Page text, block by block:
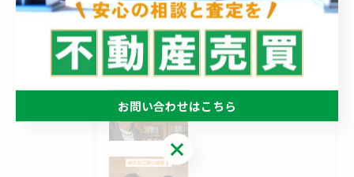
最近の投稿 Recent Posts
お問い合わせはこちら
お問い合わせはこちら